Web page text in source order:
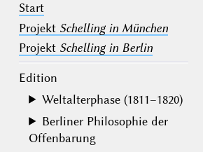
Start
Projekt Schelling in München
Projekt Schelling in Berlin
Edition
Weltalterphase (1811–1820)
Berliner Philosophie der
Offenbarung